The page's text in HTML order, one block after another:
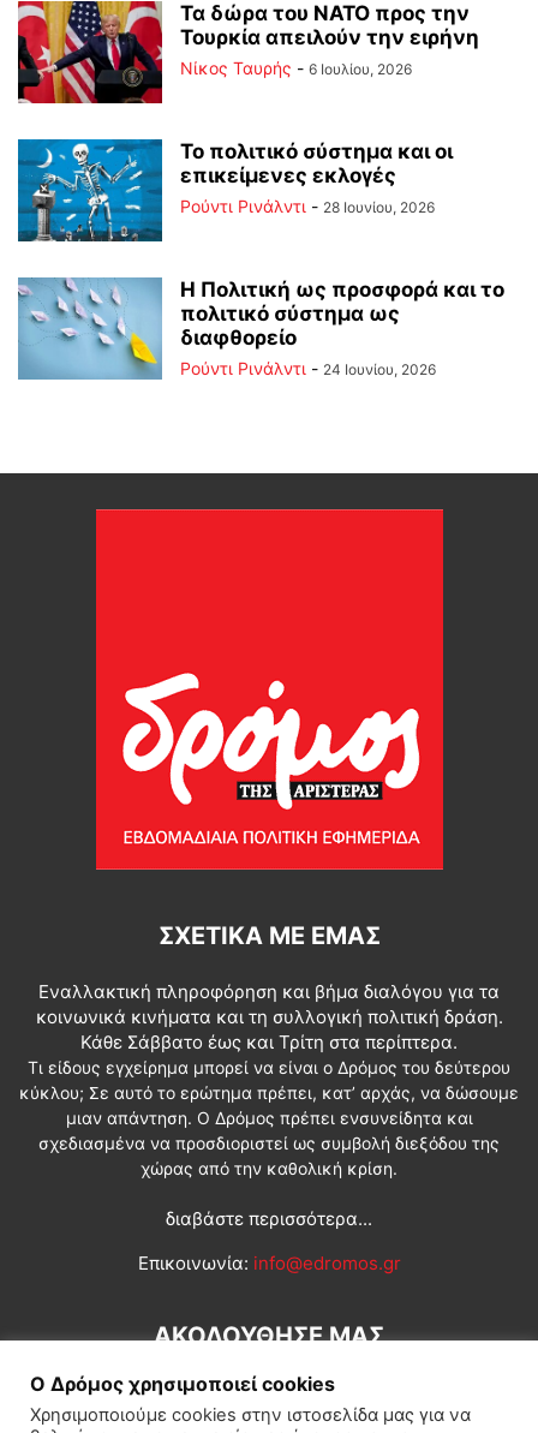
Τα δώρα του ΝΑΤΟ προς την
Τουρκία απειλούν την ειρήνη
Νίκος Ταυρής - 6 Ιουλίου, 2026
Το πολιτικό σύστημα και οι
επικείμενες εκλογές
Ρούντι Ρινάλντι - 28 Ιουνίου, 2026
Η Πολιτική ως προσφορά και το
πολιτικό σύστημα ως
διαφθορείο
Ρούντι Ρινάλντι - 24 Ιουνίου, 2026
ΣΧΕΤΙΚΆ ΜΕ ΕΜΆΣ
Εναλλακτική πληροφόρηση και βήμα διαλόγου για τα
κοινωνικά κινήματα και τη συλλογική πολιτική δράση.
Κάθε Σάββατο έως και Τρίτη στα περίπτερα.
Τι είδους εγχείρημα μπορεί να είναι ο Δρόμος του δεύτερου
κύκλου; Σε αυτό το ερώτημα πρέπει, κατ’ αρχάς, να δώσουμε
μιαν απάντηση. Ο Δρόμος πρέπει ενσυνείδητα και
σχεδιασμένα να προσδιοριστεί ως συμβολή διεξόδου της
χώρας από την καθολική κρίση.
διαβάστε περισσότερα...
Επικοινωνία: info@edromos.gr
ΑΚΟΛΟΥΘΗΣΕ ΜΑΣ
Ο Δρόμος χρησιμοποιεί cookies
Χρησιμοποιούμε cookies στην ιστοσελίδα μας για να